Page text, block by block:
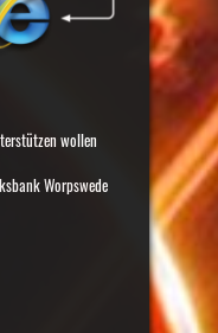
wollen
Worpswede